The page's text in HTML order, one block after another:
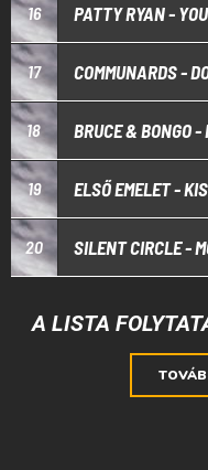
16 PATTY RYAN -
17 COMMUNARDS -
18 BRUCE & BONGO -
19 ELSŐ EMELET -
20 SILENT CIRCLE -
A LISTA